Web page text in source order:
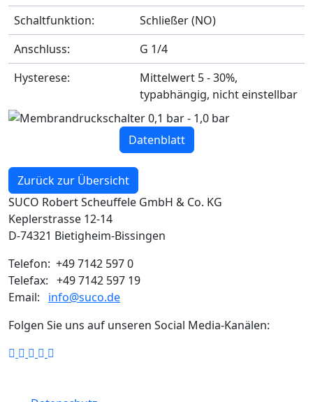
Schaltfunktion:
Schließer (NO)
Anschluss:
G 1/4
Hysterese:
Mittelwert 5 - 30%,
typabhängig, nicht einstellbar
Datenblatt
Zurück zur Übersicht
SUCO Robert Scheuffele GmbH & Co. KG
Keplerstrasse 12-14
D-74321 Bietigheim-Bissingen
Telefon: +49 7142 597 0
Telefax: +49 7142 597 19
Email: info@suco.de
Folgen Sie uns auf unseren Social Media-Kanälen: